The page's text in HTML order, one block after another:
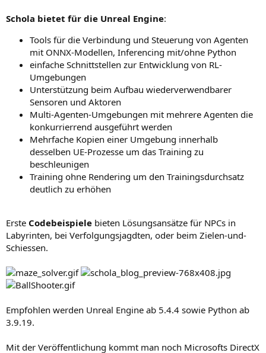
Schola bietet für die Unreal Engine:
Tools für die Verbindung und Steuerung von Agenten
mit ONNX-Modellen, Inferencing mit/ohne Python
einfache Schnittstellen zur Entwicklung von RL-
Umgebungen
Unterstützung beim Aufbau wiederverwendbarer
Sensoren und Aktoren
Multi-Agenten-Umgebungen mit mehrere Agenten die
konkurrierrend ausgeführt werden
Mehrfache Kopien einer Umgebung innerhalb
desselben UE-Prozesse um das Training zu
beschleunigen
Training ohne Rendering um den Trainingsdurchsatz
deutlich zu erhöhen
Erste Codebeispiele bieten Lösungsansätze für NPCs in
Labyrinten, bei Verfolgungsjagdten, oder beim Zielen-und-
Schiessen.
Empfohlen werden Unreal Engine ab 5.4.4 sowie Python ab
3.9.19.
Mit der Veröffentlichung kommt man noch Microsofts DirectX